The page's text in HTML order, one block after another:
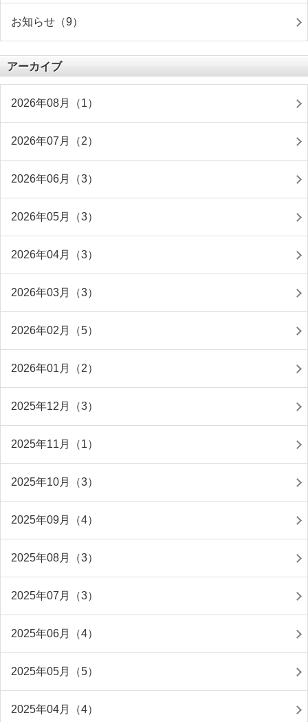
お知らせ（9）
アーカイブ
2026年08月（1）
2026年07月（2）
2026年06月（3）
2026年05月（3）
2026年04月（3）
2026年03月（3）
2026年02月（5）
2026年01月（2）
2025年12月（3）
2025年11月（1）
2025年10月（3）
2025年09月（4）
2025年08月（3）
2025年07月（3）
2025年06月（4）
2025年05月（5）
2025年04月（4）